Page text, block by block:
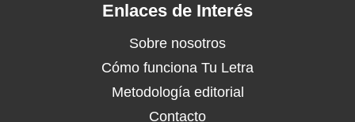
Enlaces de Interés
Sobre nosotros
Cómo funciona Tu Letra
Metodología editorial
Contacto